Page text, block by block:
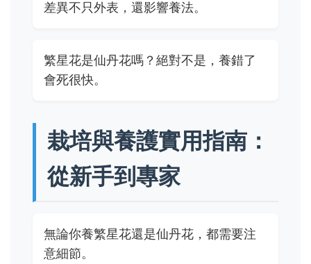
差異不只外表，還影響養法。
繁星花是仙丹花嗎？絕對不是，養錯了
會死很快。
栽培與養護實用指南：
從新手到專家
無論你養繁星花還是仙丹花，都需要注
意細節。